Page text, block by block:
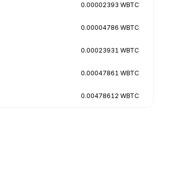
0.00002393 WBTC
0.00004786 WBTC
0.00023931 WBTC
0.00047861 WBTC
0.00478612 WBTC